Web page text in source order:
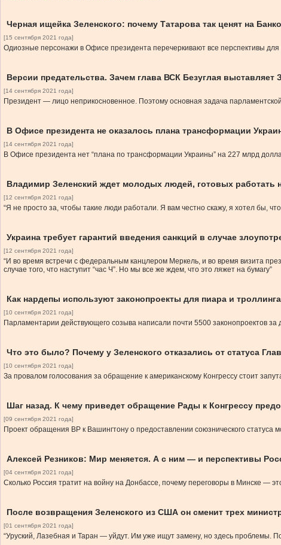
Черная ищейка Зеленского: почему Татарова так ценят на
[15 сентября 2021 года]
Одиозные персонажи в Офисе президента перечеркивают все перспективы для
Версии предательства. Зачем глава ВСК Безуглая выставляет
[14 сентября 2021 года]
Президент — лицо неприкосновенное. Поэтому основная задача
В Офисе президента не оказалось плана трансформации
[14 сентября 2021 года]
В Офисе президента нет “плана по трансформации Украины” на 227 млрд
Владимир Зеленский ждет молодых людей, готовых работать
[12 сентября 2021 года]
“Я не просто за, чтобы такие люди работали. Я вам честно скажу, я хотел бы,
Украина требует гарантий введения санкций в случае
[12 сентября 2021 года]
“И во время встречи с федеральным канцлером Меркель, и во время визита
случае того, что наступит “час Ч”. Но мы все же ждем, что это ляжет на бумагу”
Как нардепы используют законопроекты для пиара и троллинга
[10 сентября 2021 года]
Парламентарии действующего созыва написали почти 5500 законопроектов
Что это было? Почему у Зеленского отказались от статуса
[10 сентября 2021 года]
За провалом голосования за обращение к американскому Конгрессу стоит
Шаг назад. К чему приведет обращение Рады к Конгрессу
[09 сентября 2021 года]
Проект обращения ВР к Вашингтону о предоставлении союзнического
Алексей Резников: Мир меняется. А с ним — и перспективы
[04 сентября 2021 года]
Сколько Россия тратит на войну на Донбассе, почему переговоры в Минске —
После возвращения Зеленского из США он сменит трех
[01 сентября 2021 года]
“Уруский, Лазебная и Таран — уйдут. Им уже ищут замену, но здесь проблемы.